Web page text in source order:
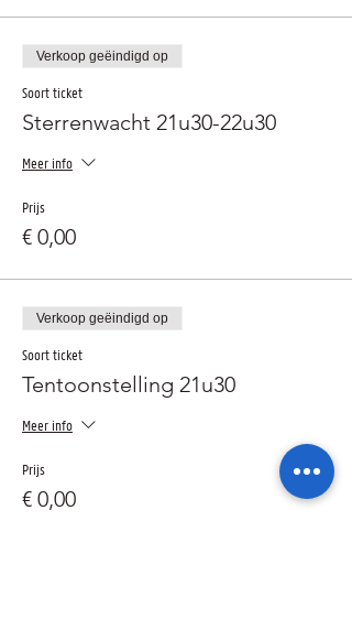
Verkoop geëindigd op
Soort ticket
Sterrenwacht 21u30-22u30
Meer info
Prijs
€ 0,00
Verkoop geëindigd op
Soort ticket
Tentoonstelling 21u30
Meer info
Prijs
€ 0,00